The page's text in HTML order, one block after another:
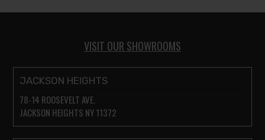
VISIT OUR SHOWROOMS
JACKSON HEIGHTS
78-14 ROOSEVELT AVE.
JACKSON HEIGHTS NY 11372